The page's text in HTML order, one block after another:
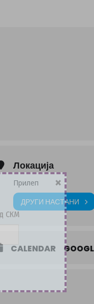
Локација
Прилеп
ДРУГИ НАСТАНИ
CALENDAR
СКМ
×